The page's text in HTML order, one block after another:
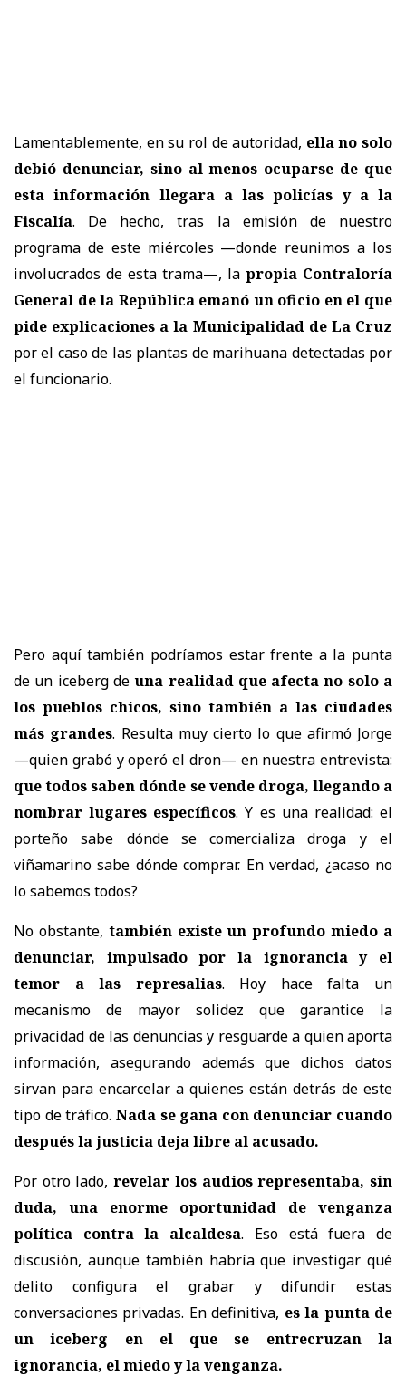
Lamentablemente, en su rol de autoridad, ella no solo
debió denunciar, sino al menos ocuparse de que
esta información llegara a las policías y a la
Fiscalía. De hecho, tras la emisión de nuestro
programa de este miércoles —donde reunimos a los
involucrados de esta trama—, la propia Contraloría
General de la República emanó un oficio en el que
pide explicaciones a la Municipalidad de La Cruz
por el caso de las plantas de marihuana detectadas por
el funcionario.
Pero aquí también podríamos estar frente a la punta
de un iceberg deuna realidad que afecta no solo a
los pueblos chicos, sino también a las ciudades
más grandes. Resulta muy cierto lo que afirmó Jorge
—quien grabó y operó el dron— en nuestra entrevista:
que todos saben dónde se vende droga, llegando a
nombrar lugares específicos. Y es una realidad: el
porteño sabe dónde se comercializa droga y el
viñamarino sabe dónde comprar. En verdad, ¿acaso no
lo sabemos todos?
No obstante, también existe un profundo miedo a
denunciar, impulsado por la ignorancia y el
temor a las represalias. Hoy hace falta un
mecanismo de mayor solidez que garantice la
privacidad de las denuncias y resguarde a quien aporta
información, asegurando además que dichos datos
sirvan para encarcelar a quienes están detrás de este
tipo de tráfico. Nada se gana con denunciar cuando
después la justicia deja libre al acusado.
Por otro lado,revelar los audios representaba, sin
duda, una enorme oportunidad de venganza
política contra la alcaldesa. Eso está fuera de
discusión, aunque también habría que investigar qué
delito configura el grabar y difundir estas
conversaciones privadas. En definitiva, es la punta de
un iceberg en el que se entrecruzan la
ignorancia, el miedo y la venganza.